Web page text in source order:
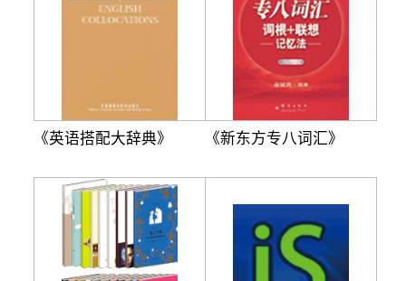
《英语搭配大辞典》 《新东方专八词汇》